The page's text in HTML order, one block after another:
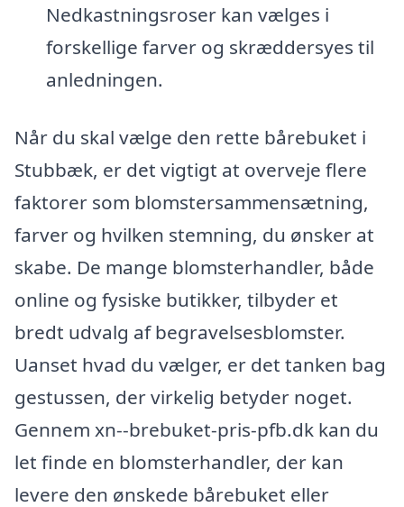
Nedkastningsroser kan vælges i
forskellige farver og skræddersyes til
anledningen.
Når du skal vælge den rette bårebuket i
Stubbæk, er det vigtigt at overveje flere
faktorer som blomstersammensætning,
farver og hvilken stemning, du ønsker at
skabe. De mange blomsterhandler, både
online og fysiske butikker, tilbyder et
bredt udvalg af begravelsesblomster.
Uanset hvad du vælger, er det tanken bag
gestussen, der virkelig betyder noget.
Gennem xn--brebuket-pris-pfb.dk kan du
let finde en blomsterhandler, der kan
levere den ønskede bårebuket eller